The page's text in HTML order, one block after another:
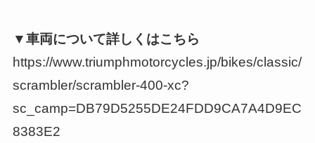
▼車両について詳しくはこちら
https://www.triumphmotorcycles.jp/bikes/classic/
scrambler/scrambler-400-xc?
sc_camp=DB79D5255DE24FDD9CA7A4D9EC
8383E2